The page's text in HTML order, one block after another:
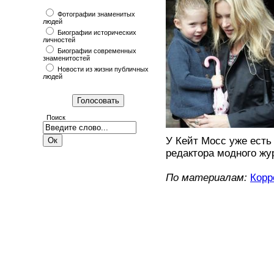
Фотографии знаменитых
людей
Биографии исторических
личностей
Биографии современных
знаменитостей
Новости из жизни публичных
людей
Поиск
У Кейт Мосс уже есть
редактора модного
По материалам: